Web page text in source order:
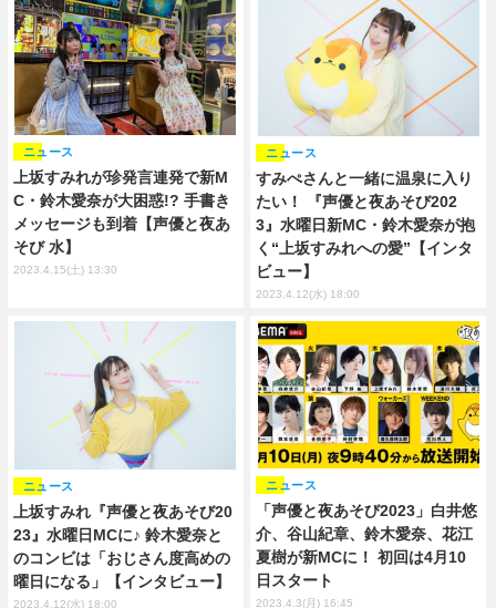
上坂すみれが珍発言連発で新M
C・鈴木愛奈が大困惑!? 手書き
メッセージも到着【声優と夜あ
そび 水】
ニュース
2023.4.15(土) 13:30
すみぺさんと一緒に温泉に入り
たい！ 『声優と夜あそび202
3』水曜日新MC・鈴木愛奈が抱
く“上坂すみれへの愛”【インタ
ビュー】
ニュース
2023.4.12(水) 18:00
上坂すみれ『声優と夜あそび20
23』水曜日MCに♪ 鈴木愛奈と
のコンビは「おじさん度高めの
曜日になる」【インタビュー】
ニュース
2023.4.12(水) 18:00
「声優と夜あそび2023」白井悠
介、谷山紀章、鈴木愛奈、花江
夏樹が新MCに！ 初回は4月10
日スタート
ニュース
2023.4.3(月) 16:45